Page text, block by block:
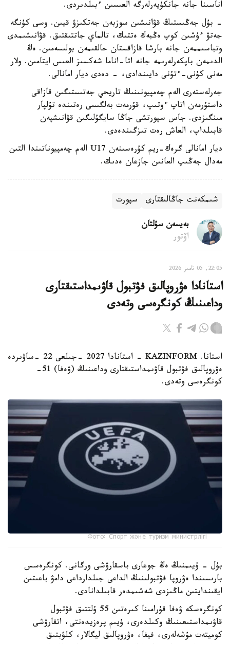
اناسىنا جانە جانكۇيەرلەرگە العىسىن ءبىلدىردى.
- بۇل جەڭىستىڭ قۋانىشىن سوزبەن جەتكىزۋ قيىن. وسى كۇنگە
جەتۋ ءۇشىن كوپ ەڭبەك ەتتىك، تالماي جاتتىقتىق. قۋانىشىمدى
وتباسىممەن جانە بارشا قازاقستان حالقىمەن بولىسەمىن. ەڭ
الدىمەن باپكەرلەرىمە جانە اتا-اناما شەكسىز العىس ايتامىن. ولار
مەنى كۇنى-ءتۇنى دايىندادى، - دەدى ديار امانالى.
جەرلەستەرى الەم چەمپيونىنىڭ تاريحي جەتىستىگىن قازاقى
داستۇرمەن اتاپ ءوتىپ، قۇرمەت بەلگىسى رەتىندە تۇلپار
مىنگىزدى. جاس سپورتشى جاڭا سايگۇلىگىن قۋانىشپەن
قابىلداپ، العاش رەت تىزگىندەدى.
ديار امانالى گرەك-ريم كۇرەسىنەن U17 الەم چەمپيوناتىندا التىن
مەدال جەڭىپ العانىن جازعان ەدىك.
شىمكەنت جاڭالىقتارى سپورت
بەيسەن سۇلتان
اۆتور
22:05, 05 تامىز 2026
استانادا ەۋروپالىق فۋتبول قاۋىمداستىقتارى
وداعىنىڭ كونگرەسى وتەدى
استانا. KAZINFORM - استانادا 2027 -جىلعى 22 -ساۋىردە
ەۋروپالىق فۋتبول قاۋىمداستىقتارى وداعىنىڭ (ۋەفا) 51-
كونگرەسى وتەدى.
Фото: Спорт және туризм министрлігі
بۇل - ۇيىمنىڭ ەڭ جوعارى باسقارۋشى ورگانى. كونگرەسس
بارىسىندا ەۋروپا فۋتبولىنىڭ الداعى جىلدارداعى دامۋ باعىتىن
ايقىندايتىن ماڭىزدى شەشىمدەر قابىلدانادى.
كونگرەسكە ۋەفا قۇرامىنا كىرەتىن 55 ۇلتتىق فۋتبول
قاۋىمداستىعىنىڭ وكىلدەرى، ۇيىم پرەزيدەنتى، اتقارۋشى
كوميتەت مۇشەلەرى، فيفا، ەۋروپالىق ليگالار، كلۋبتىق